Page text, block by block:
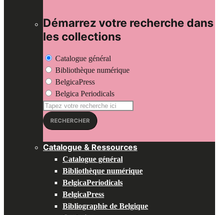
Démarrez votre recherche dans
les collections
Catalogue général
Bibliothèque numérique
BelgicaPress
Belgica Periodicals
Recherche
pour:RECHERCHER
Catalogue & Ressources
Catalogue général
Bibliothèque numérique
BelgicaPeriodicals
BelgicaPress
Bibliographie de Belgique